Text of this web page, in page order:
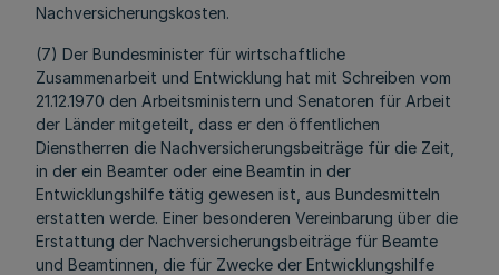
Nachversicherungskosten.
(7) Der Bundesminister für wirtschaftliche
Zusammenarbeit und Entwicklung hat mit Schreiben vom
21.12.1970 den Arbeitsministern und Senatoren für Arbeit
der Länder mitgeteilt, dass er den öffentlichen
Dienstherren die Nachversicherungsbeiträge für die Zeit,
in der ein Beamter oder eine Beamtin in der
Entwicklungshilfe tätig gewesen ist, aus Bundesmitteln
erstatten werde. Einer besonderen Vereinbarung über die
Erstattung der Nachversicherungsbeiträge für Beamte
und Beamtinnen, die für Zwecke der Entwicklungshilfe